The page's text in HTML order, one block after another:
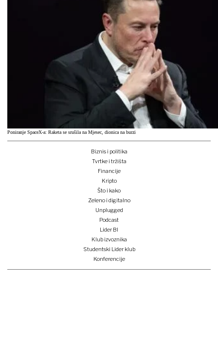
Poniranje SpaceX-a: Raketa se srušila na Mjesec, dionica na burzi
Biznis i politika
Tvrtke i tržišta
Financije
Kripto
Što i kako
Zeleno i digitalno
Unplugged
Podcast
Lider BI
Klub izvoznika
Studentski Lider klub
Konferencije